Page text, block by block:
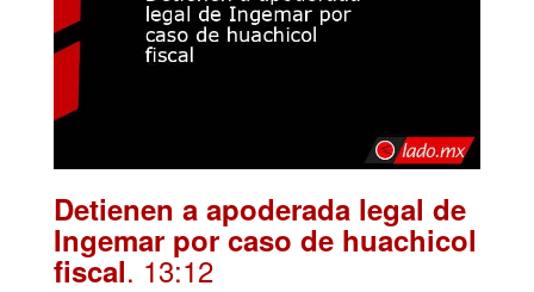
Detienen a apoderada legal de
Ingemar por caso de huachicol
fiscal. 13:12